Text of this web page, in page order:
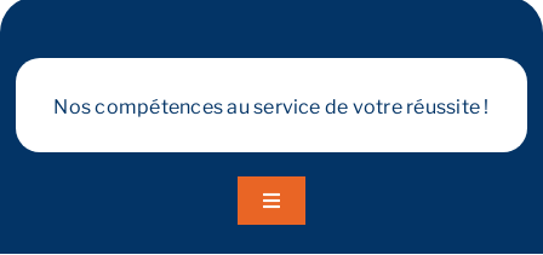
Nos compétences au service de votre réussite !
Toggle